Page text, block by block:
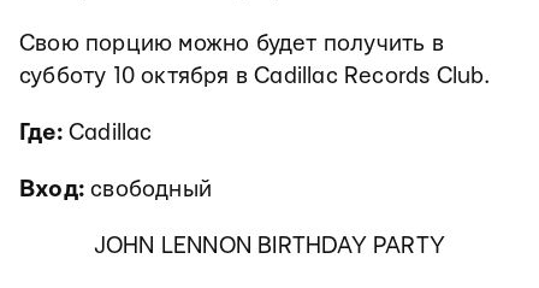
Свою порцию можно будет получить в
субботу 10 октября в Cadillac Records Club.
Где:Cadillac
Вход: свободный
JOHN LENNON BIRTHDAY PARTY